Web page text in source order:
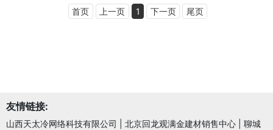
首页 上一页 1 下一页 尾页
友情链接:
山西天太冷网络科技有限公司 北京回龙观满金建材销售中心
聊城